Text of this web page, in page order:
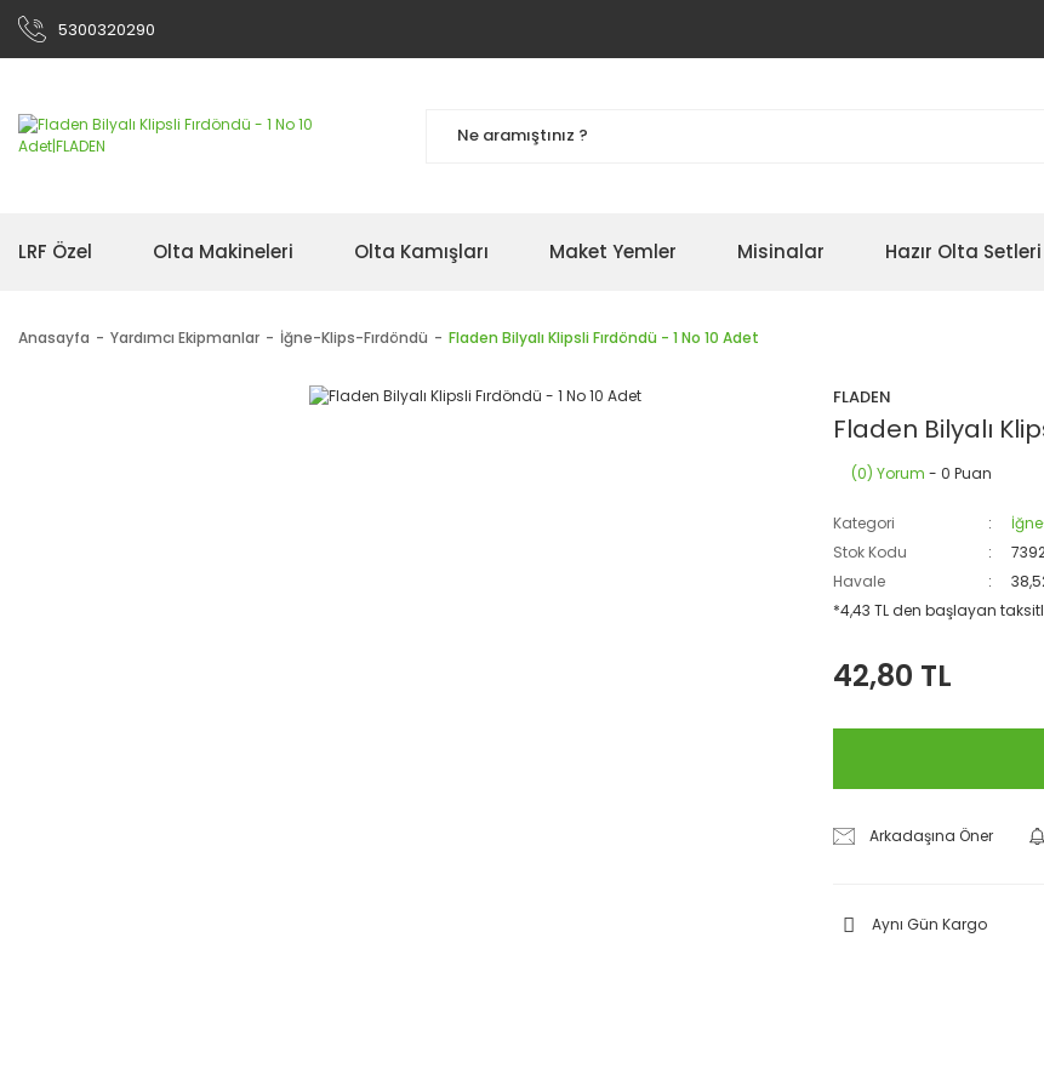
5300320290
LRF Özel Olta Makineleri Olta Kamışları Maket Yemler Misinalar Hazır Olta Setleri
Anasayfa Yardımcı Ekipmanlar İğne-Klips-Fırdöndü Fladen Bilyalı Klipsli Fırdöndü - 1 No 10 Adet
FLADEN
Fladen Bilyalı
(0) Yorum - 0 Puan
Kategori
Stok Kodu
Havale
*4,43 TL den başlayan
42,80 TL
Arkadaşına Öner
Aynı Gün Kargo